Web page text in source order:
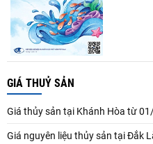
GIÁ THUỶ SẢN
Giá thủy sản tại Khánh Hòa từ
Giá nguyên liệu thủy sản tại Đắk